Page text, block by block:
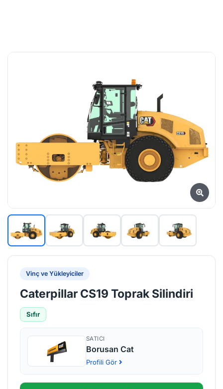
Vinç ve Yükleyiciler
Caterpillar CS19 Toprak Silindiri
Sıfır
SATICI
Borusan Cat
Profili Gör